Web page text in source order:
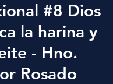
#8 Dios
la harina y
- Hno.
Rosado